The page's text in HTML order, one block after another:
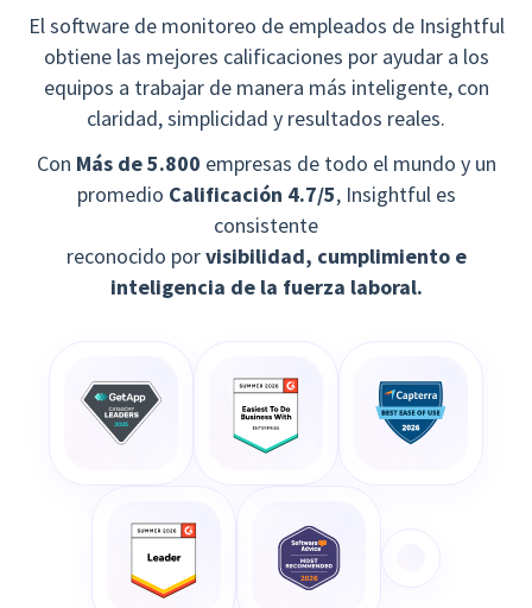
El software de monitoreo de empleados de Insightful
obtiene las mejores calificaciones por ayudar a los
equipos a trabajar de manera más inteligente, con
claridad, simplicidad y resultados reales.
Con Más de 5.800 empresas de todo el mundo y un
promedio Calificación 4.7/5, Insightful es
consistente
reconocido porvisibilidad, cumplimiento e
inteligencia de la fuerza laboral.